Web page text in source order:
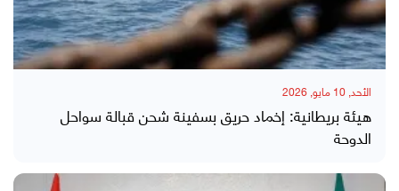
الأحد, 10 مايو, 2026
هيئة بريطانية: إخماد حريق بسفينة شحن قبالة سواحل
الدوحة